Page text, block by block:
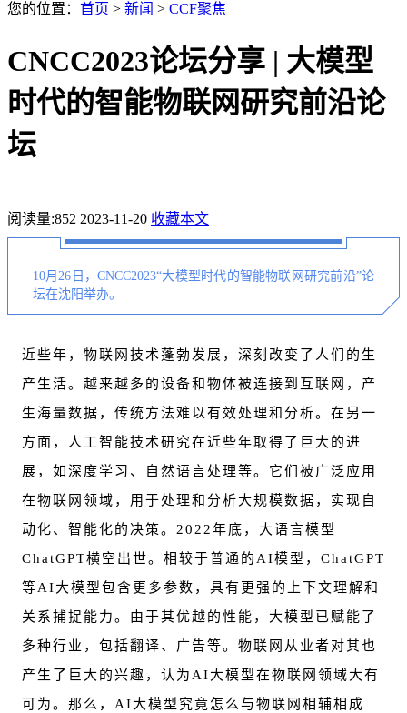
您的位置： 首页 > 新闻 > CCF聚焦
CNCC2023论坛分享 | 大模型
时代的智能物联网研究前沿论
坛
阅读量:852 2023-11-20 收藏本文
10月26日，CNCC2023“大模型时代的智能物联网研究前沿”论
坛在沈阳举办。
近些年，物联网技术蓬勃发展，深刻改变了人们的生
产生活。越来越多的设备和物体被连接到互联网，产
生海量数据，传统方法难以有效处理和分析。在另一
方面，人工智能技术研究在近些年取得了巨大的进
展，如深度学习、自然语言处理等。它们被广泛应用
在物联网领域，用于处理和分析大规模数据，实现自
动化、智能化的决策。2022年底，大语言模型
ChatGPT横空出世。相较于普通的AI模型，ChatGPT
等AI大模型包含更多参数，具有更强的上下文理解和
关系捕捉能力。由于其优越的性能，大模型已赋能了
多种行业，包括翻译、广告等。物联网从业者对其也
产生了巨大的兴趣，认为AI大模型在物联网领域大有
可为。那么，AI大模型究竟怎么与物联网相辅相成